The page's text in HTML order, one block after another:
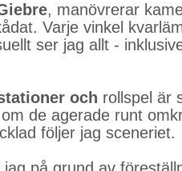
, manövrerar
Varje vinkel
ser jag allt -
och rollspel är
de agerade runt
följer jag sceneriet.